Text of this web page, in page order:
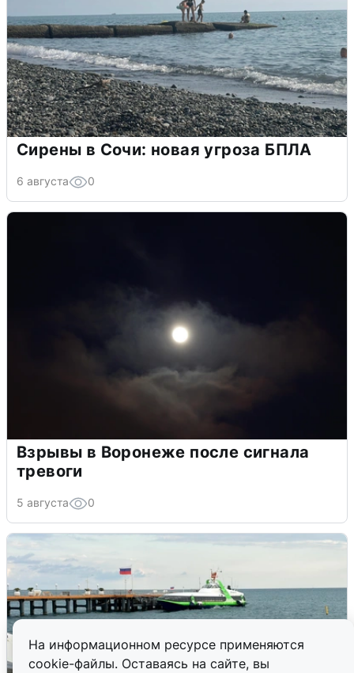
На информационном ресурсе применяются
cookie-файлы. Оставаясь на сайте, вы
Сирены в Сочи: новая угроза БПЛА
6 августа 0
Взрывы в Воронеже после сигнала
тревоги
5 августа 0